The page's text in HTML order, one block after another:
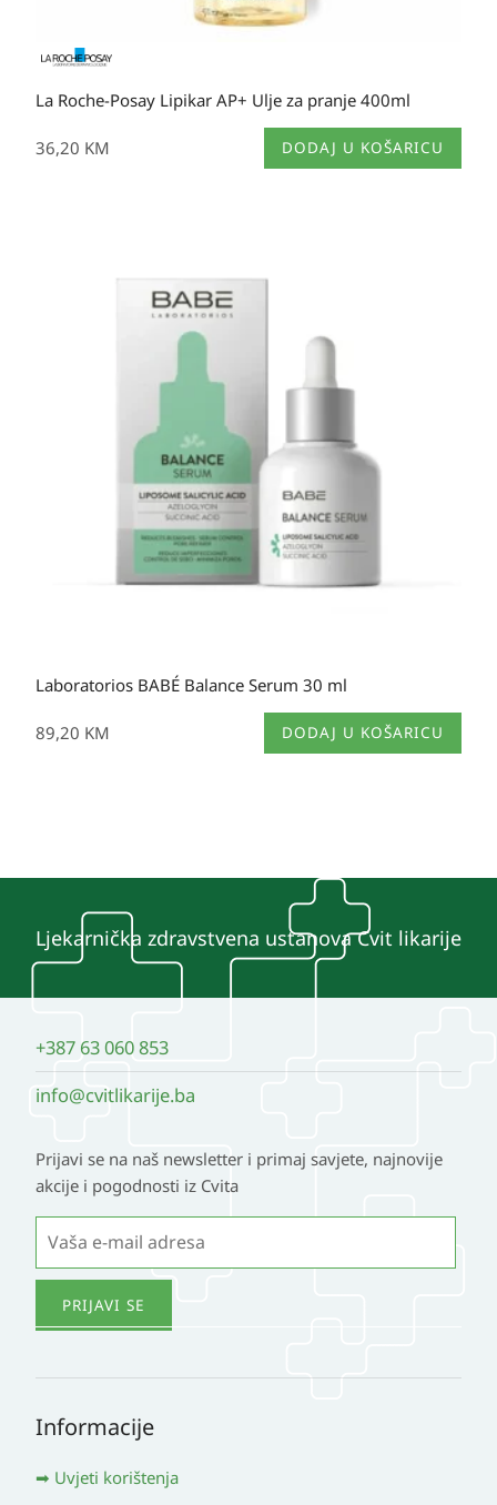
La Roche-Posay Lipikar AP+ Ulje za pranje 400ml
36,20 KM DODAJ U KOŠARICU
Laboratorios BABÉ Balance Serum 30 ml
89,20 KM DODAJ U KOŠARICU
Ljekarnička zdravstvena ustanova Cvit likarije
+387 63 060 853
info@cvitlikarije.ba
Prijavi se na naš newsletter i primaj savjete, najnovije
akcije i pogodnosti iz Cvita
Informacije
Uvjeti korištenja